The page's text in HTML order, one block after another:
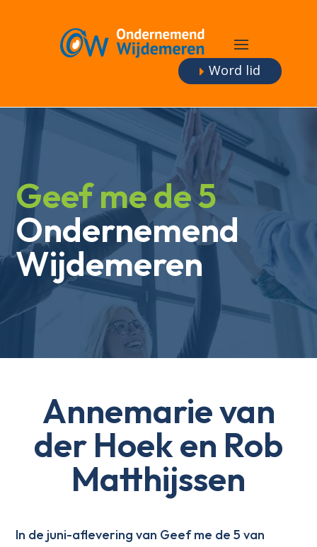
Word lid
Geef me de 5
Ondernemend
Wijdemeren
Annemarie van
der Hoek en Rob
Matthijssen
In de juni-aflevering van Geef me de 5 van